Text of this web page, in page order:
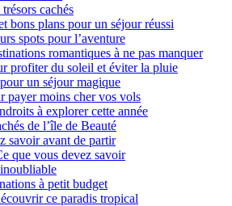
cachés
bons plans pour un séjour réussi
spots pour l’aventure
romantiques à ne pas manquer
profiter du soleil et éviter la pluie
un séjour magique
payer moins cher vos vols
à explorer cette année
de l’île de Beauté
savoir avant de partir
que vous devez savoir
à petit budget
ce paradis tropical